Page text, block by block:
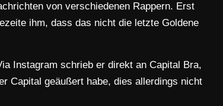
von verschiedenen Rappern. Erst
ihm, dass das nicht die letzte Goldene
Instagram schrieb er direkt an Capital Bra,
Capital geäußert habe, dies allerdings nicht